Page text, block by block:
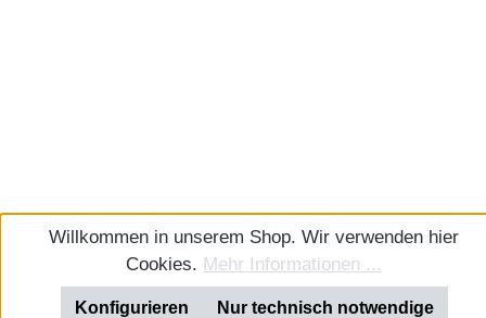
Willkommen in unserem Shop. Wir verwenden hier
Cookies. Mehr Informationen ...
Nur technisch notwendige
Konfigurieren